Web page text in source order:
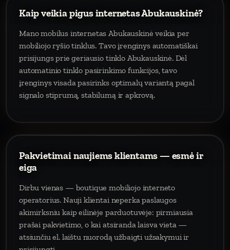
Kaip veikia pigus internetas Abukauskinė?
Mano mobilus internetas Abukauskinė veikia per
mobiliojo ryšio tinklus. Tavo įrenginys automatiškai
prisijungs prie geriausio tinklo Abukauskinė. Dėl
automatinio tinklo pasirinkimo funkcijos, tavo
įrenginys visada pasirinks optimalų variantą pagal
signalo stiprumą, stabilumą ir apkrovą.
Pakvietimai naujiems klientams — esmė ir
eiga
Dirbu vienas — boutique mobiliojo interneto
operatorius. Nauji klientai neperka paslaugos
akimirksniu kaip eilinėje parduotuvėje: pirmiausia
prašai pakvietimo, o kai atsiranda laisva vieta —
atsiunčiu el. laištu nuorodą užbaigti užsakymui ir